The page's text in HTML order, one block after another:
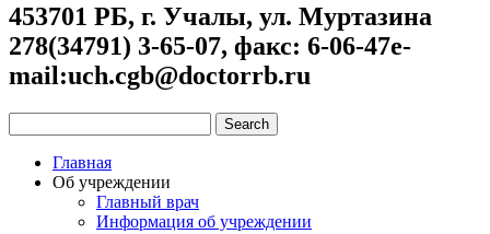
453701 РБ, г. Учалы, ул. Муртазина
278(34791) 3-65-07, факс: 6-06-47e-
mail:uch.cgb@doctorrb.ru
Главная
Об учреждении
Главный врач
Информация об учреждении